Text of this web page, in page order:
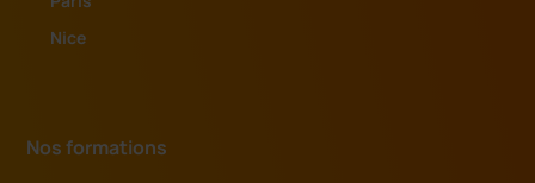
Nice
Nos formations